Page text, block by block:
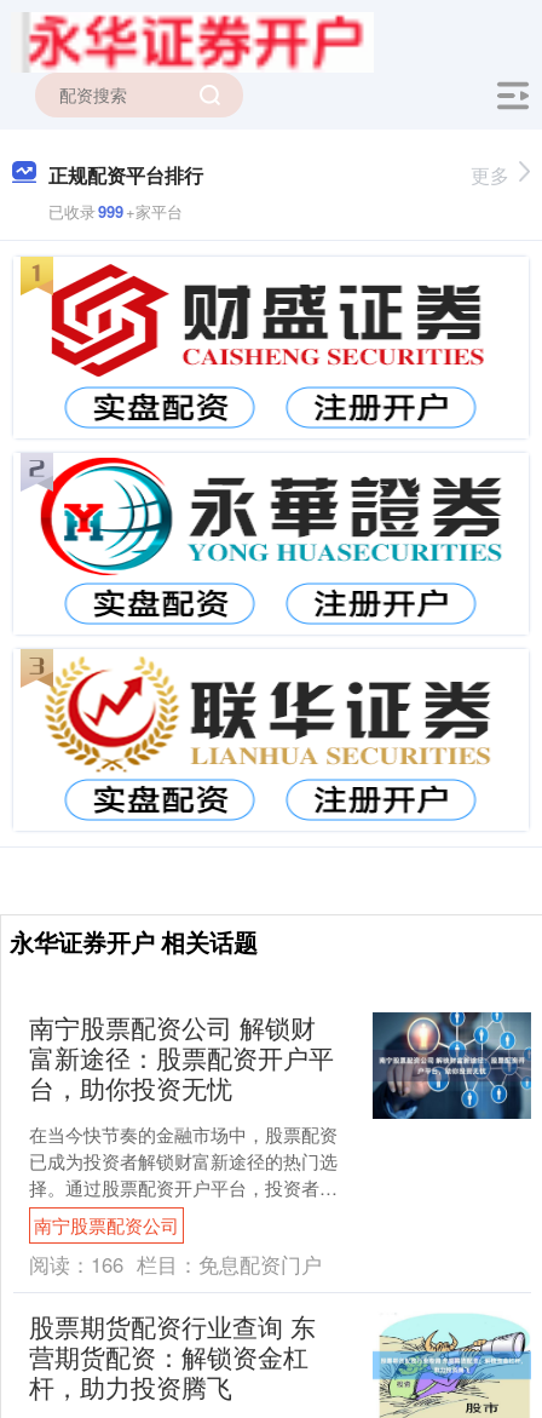
正规配资平台排行
已收录999+家平台
更多
永华证券开户 相关话题
南宁股票配资公司 解锁财
富新途径：股票配资开户平
台，助你投资无忧
在当今快节奏的金融市场中，股票配资
已成为投资者解锁财富新途径的热门选
择。通过股票配资开户平台，投资者可
以利用杠杆效应，以较少的资金撬动更
大的投资额，从而放大收益....
南宁股票配资公司
阅读： 166 栏目： 免息配资门户
股票期货配资行业查询 东
营期货配资：解锁资金杠
杆，助力投资腾飞